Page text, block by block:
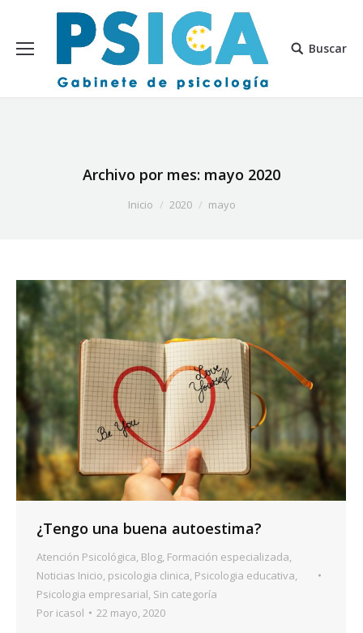
Buscar
Archivo por mes: mayo 2020
Inicio 2020 mayo
¿Tengo una buena autoestima?
Atención Psicológica Blog Formación especializada
Noticias Inicio psicologia clinica Psicologia educativa
Psicologia empresarial Sin categoría
Por icasol 22 mayo, 2020